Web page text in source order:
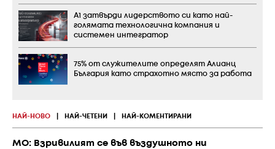
НАЙ-НОВО НАЙ-ЧЕТЕНИ НАЙ-КОМЕНТИРАНИ
МО: Взривилият се във въздушното ни
А1 затвърди лидерството си като най-
голямата технологична компания и
системен интегратор
75% от служителите определят Алианц
България като страхотно място за работа